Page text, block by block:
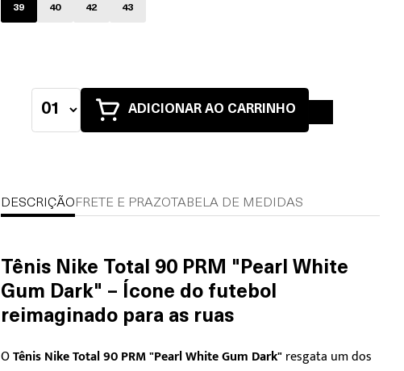
39 40 42 43
ADICIONAR AO CARRINHO
DESCRIÇÃO FRETE E PRAZOTABELA DE MEDIDAS
Tênis Nike Total 90 PRM "Pearl White
Gum Dark" – Ícone do futebol
reimaginado para as ruas
OTênis Nike Total 90 PRM "Pearl White Gum Dark"resgata um dos